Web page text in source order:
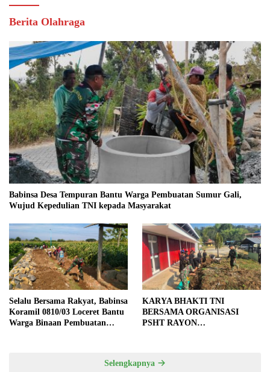
Berita Olahraga
Babinsa Desa Tempuran Bantu Warga Pembuatan Sumur Gali,
Wujud Kepedulian TNI kepada Masyarakat
Selalu Bersama Rakyat, Babinsa
Koramil 0810/03 Loceret Bantu
Warga Binaan Pembuatan
KARYA BHAKTI TNI
BERSAMA ORGANISASI
PSHT RAYON
KEMANUNGGALAN TNI-
Selengkapnya